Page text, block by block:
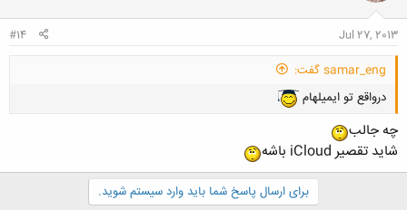
Jul 27, 2013
#14
samar_eng گفت:
درواقع تو ایمیلهام
چه جالب
شاید تقصیر iCloud باشه
برای ارسال پاسخ شما باید وارد سیستم شوید.